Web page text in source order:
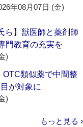
年08月07日 (金)
ら】獣医師と薬剤師
門教育の充実を
)
OTC類似薬で中間整
が対象に
)
もっと見る